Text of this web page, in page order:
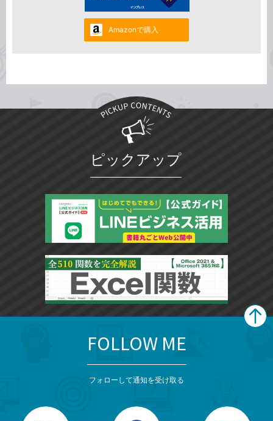
Amazonで購入
ピックアップ
FOLLOW ME
フォローして通知を受け取る